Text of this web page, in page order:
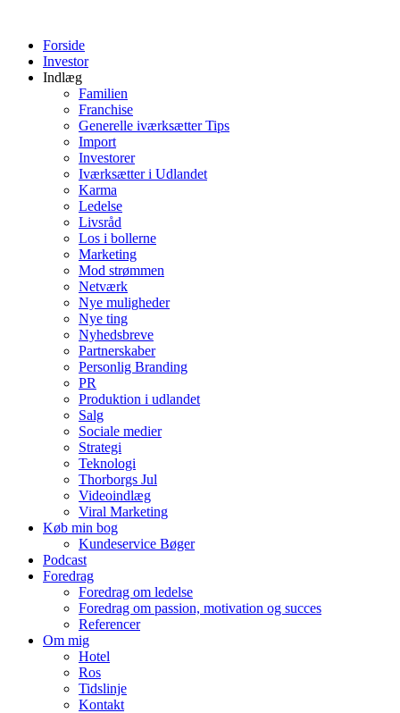
indholdForside
Investor
Indlæg
Familien
Franchise
Generelle iværksætter Tips
Import
Investorer
Iværksætter i Udlandet
Karma
Ledelse
Livsråd
Los i bollerne
Marketing
Mod strømmen
Netværk
Nye muligheder
Nye ting
Nyhedsbreve
Partnerskaber
Personlig Branding
PR
Produktion i udlandet
Salg
Sociale medier
Strategi
Teknologi
Thorborgs Jul
Videoindlæg
Viral Marketing
Køb min bog
Kundeservice Bøger
Podcast
Foredrag
Foredrag om ledelse
Foredrag om passion, motivation og succes
Referencer
Om mig
Hotel
Ros
Tidslinje
Kontakt